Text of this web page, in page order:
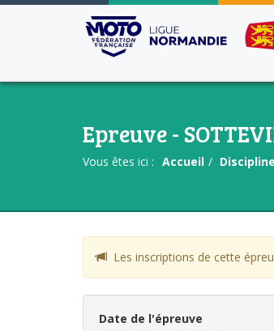
Epreuve -
Vous êtes ici : Accueil
Les inscriptions de cette
Date de l'épreuve